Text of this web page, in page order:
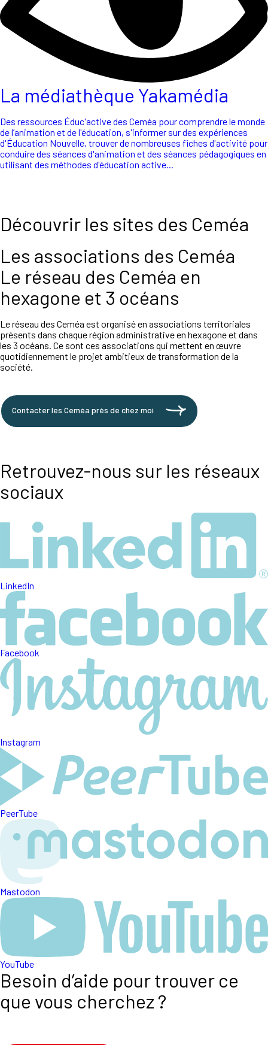
La médiathèque Yakamédia
Des ressources Éduc'active des Ceméa pour comprendre le monde
de l’animation et de l'éducation, s'informer sur des expériences
d'Éducation Nouvelle, trouver de nombreuses fiches d'activité pour
conduire des séances d'animation et des séances pédagogiques en
utilisant des méthodes d'éducation active...
Découvrir les sites des Ceméa
Les associations des Ceméa
Le réseau des Ceméa en
hexagone et 3 océans
Le réseau des Ceméa est organisé en associations territoriales
présents dans chaque région administrative en hexagone et dans
les 3 océans. Ce sont ces associations qui mettent en œuvre
quotidiennement le projet ambitieux de transformation de la
société.
Contacter les Ceméa près de chez moi
Retrouvez-nous sur les réseaux
sociaux
LinkedIn
Facebook
Instagram
PeerTube
Mastodon
YouTube
Besoin d’aide pour trouver ce
que vous cherchez ?